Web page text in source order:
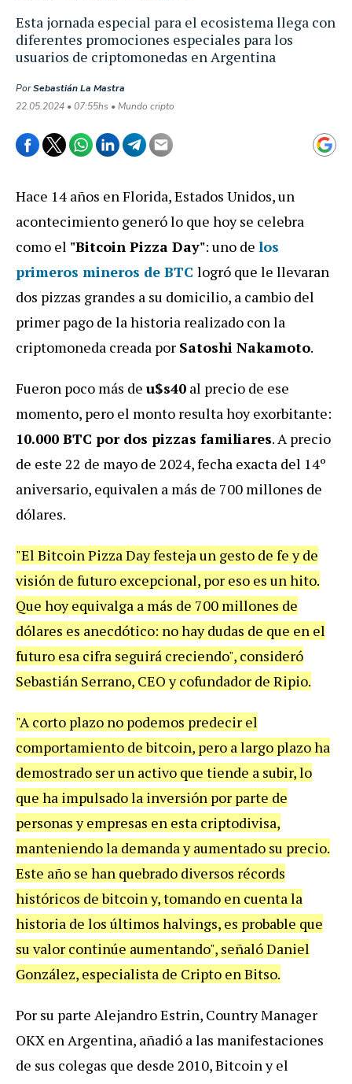
Esta jornada especial para el ecosistema llega con
diferentes promociones especiales para los
usuarios de criptomonedas en Argentina
PorSebastián La Mastra
22.05.2024 • 07:55hs • Mundo cripto
Hace 14 años en Florida, Estados Unidos, un
acontecimiento generó lo que hoy se celebra
como el "Bitcoin Pizza Day": uno de los
primeros mineros de BTC logró que le llevaran
dos pizzas grandes a su domicilio, a cambio del
primer pago de la historia realizado con la
criptomoneda creada por Satoshi Nakamoto.
Fueron poco más de u$s40 al precio de ese
momento, pero el monto resulta hoy exorbitante:
10.000 BTC por dos pizzas familiares. A precio
de este 22 de mayo de 2024, fecha exacta del 14º
aniversario, equivalen a más de 700 millones de
dólares.
"El Bitcoin Pizza Day festeja un gesto de fe y de
visión de futuro excepcional, por eso es un hito.
Que hoy equivalga a más de 700 millones de
dólares es anecdótico: no hay dudas de que en el
futuro esa cifra seguirá creciendo", consideró
Sebastián Serrano, CEO y cofundador de Ripio.
"A corto plazo no podemos predecir el
comportamiento de bitcoin, pero a largo plazo ha
demostrado ser un activo que tiende a subir, lo
que ha impulsado la inversión por parte de
personas y empresas en esta criptodivisa,
manteniendo la demanda y aumentado su precio.
Este año se han quebrado diversos récords
históricos de bitcoin y, tomando en cuenta la
historia de los últimos halvings, es probable que
su valor continúe aumentando", señaló Daniel
González, especialista de Cripto en Bitso.
Por su parte Alejandro Estrin, Country Manager
OKX en Argentina, añadió a las manifestaciones
de sus colegas que desde 2010, Bitcoin y el